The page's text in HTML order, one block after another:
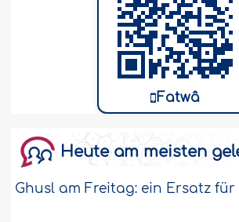
Fatwâ
Heute am meisten
Ghusl am Freitag: ein Ersatz für